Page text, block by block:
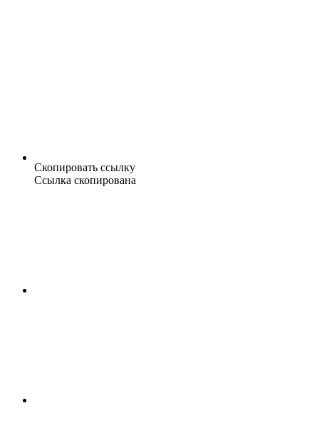
Скопировать ссылку
Ссылка скопирована